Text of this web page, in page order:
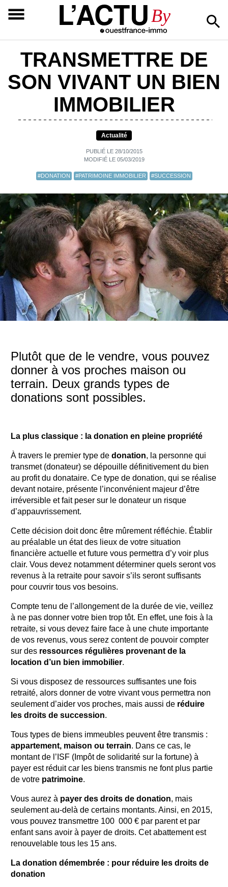
L’ACTUBy
TRANSMETTRE DE
SON VIVANT UN BIEN
IMMOBILIER
Actualité
PUBLIÉ LE 28/10/2015
MODIFIÉ LE 05/03/2019
#DONATION #PATRIMOINE IMMOBILIER #SUCCESSION
Plutôt que de le vendre, vous pouvez
donner à vos proches maison ou
terrain. Deux grands types de
donations sont possibles.
La plus classique : la donation en pleine propriété
À travers le premier type de donation, la personne qui
transmet (donateur) se dépouille définitivement du bien
au profit du donataire. Ce type de donation, qui se réalise
devant notaire, présente l’inconvénient majeur d’être
irréversible et fait peser sur le donateur un risque
d’appauvrissement.
Cette décision doit donc être mûrement réfléchie. Établir
au préalable un état des lieux de votre situation
financière actuelle et future vous permettra d’y voir plus
clair. Vous devez notamment déterminer quels seront vos
revenus à la retraite pour savoir s’ils seront suffisants
pour couvrir tous vos besoins.
Compte tenu de l’allongement de la durée de vie, veillez
à ne pas donner votre bien trop tôt. En effet, une fois à la
retraite, si vous devez faire face à une chute importante
de vos revenus, vous serez content de pouvoir compter
sur des ressources régulières provenant de la
location d’un bien immobilier.
Si vous disposez de ressources suffisantes une fois
retraité, alors donner de votre vivant vous permettra non
seulement d’aider vos proches, mais aussi de réduire
les droits de succession.
Tous types de biens immeubles peuvent être transmis :
appartement, maison ou terrain. Dans ce cas, le
montant de l’ISF (Impôt de solidarité sur la fortune) à
payer est réduit car les biens transmis ne font plus partie
de votre patrimoine.
Vous aurez à payer des droits de donation, mais
seulement au-delà de certains montants. Ainsi, en 2015,
vous pouvez transmettre 100 000 € par parent et par
enfant sans avoir à payer de droits. Cet abattement est
renouvelable tous les 15 ans.
La donation démembrée : pour réduire les droits de
donation